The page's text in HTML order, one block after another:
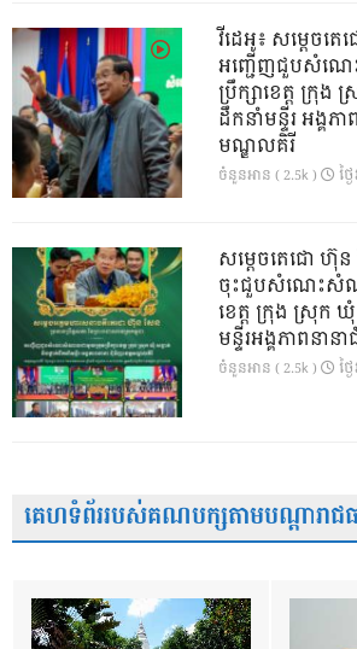
វីដេអូ៖ សម្តេចត
អញ្ជើញជួបសំណ
ប្រឹក្សាខេត្ត ក្រុង
ដឹកនាំមន្ទីរ អង្គភ
មណ្ឌលគិរី
ចំនួនអាន ( 2.5k ) ថ្
សម្តេចតេជោ ហ៊ុន
ចុះជួបសំណេះសំណ
ខេត្ត ក្រុង ស្រុក
មន្ទីរអង្គភាពនា
ចំនួនអាន ( 2.5k ) ថ្
គេហទំព័ររបស់គណបក្សតាមបណ្តារាជធ